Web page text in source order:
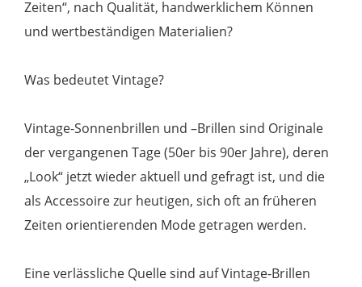
Zeiten“, nach Qualität, handwerklichem Können
und wertbeständigen Materialien?
Was bedeutet Vintage?
Vintage-Sonnenbrillen und –Brillen sind Originale
der vergangenen Tage (50er bis 90er Jahre), deren
„Look“ jetzt wieder aktuell und gefragt ist, und die
als Accessoire zur heutigen, sich oft an früheren
Zeiten orientierenden Mode getragen werden.
Eine verlässliche Quelle sind auf Vintage-Brillen